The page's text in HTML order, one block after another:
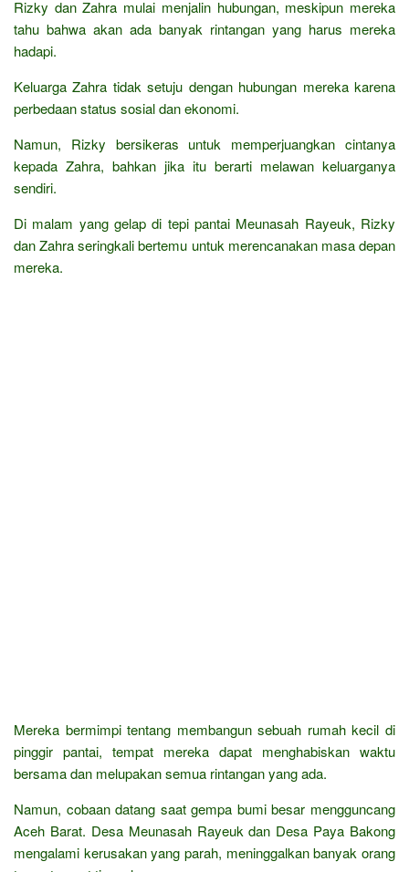
Rizky dan Zahra mulai menjalin hubungan, meskipun mereka
tahu bahwa akan ada banyak rintangan yang harus mereka
hadapi.
Keluarga Zahra tidak setuju dengan hubungan mereka karena
perbedaan status sosial dan ekonomi.
Namun, Rizky bersikeras untuk memperjuangkan cintanya
kepada Zahra, bahkan jika itu berarti melawan keluarganya
sendiri.
Di malam yang gelap di tepi pantai Meunasah Rayeuk, Rizky
dan Zahra seringkali bertemu untuk merencanakan masa depan
mereka.
Mereka bermimpi tentang membangun sebuah rumah kecil di
pinggir pantai, tempat mereka dapat menghabiskan waktu
bersama dan melupakan semua rintangan yang ada.
Namun, cobaan datang saat gempa bumi besar mengguncang
Aceh Barat. Desa Meunasah Rayeuk dan Desa Paya Bakong
mengalami kerusakan yang parah, meninggalkan banyak orang